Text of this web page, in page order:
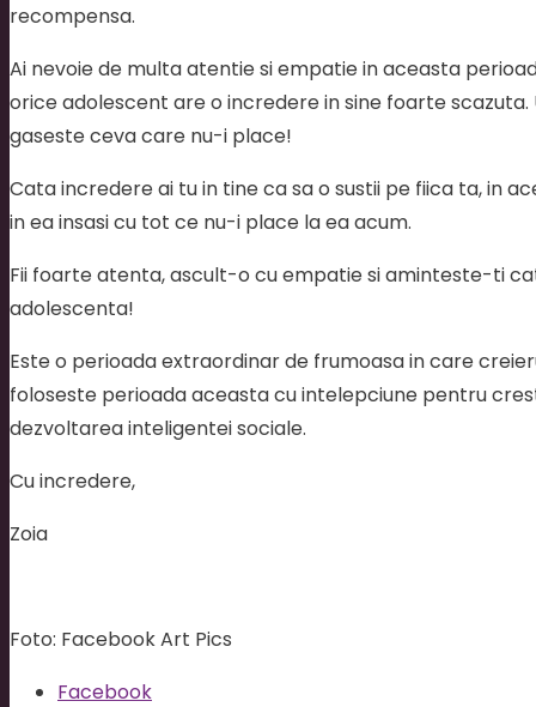
recompensa.
Ai nevoie de multa atentie si empatie in aceasta
orice adolescent are o incredere in sine foarte
gaseste ceva care nu-i place!
Cata incredere ai tu in tine ca sa o sustii pe fiica ta, in
in ea insasi cu tot ce nu-i place la ea acum.
Fii foarte atenta, ascult-o cu empatie si aminteste-ti
adolescenta!
Este o perioada extraordinar de frumoasa in care
foloseste perioada aceasta cu intelepciune pentru
dezvoltarea inteligentei sociale.
Cu incredere,
Zoia
Foto: Facebook Art Pics
Facebook